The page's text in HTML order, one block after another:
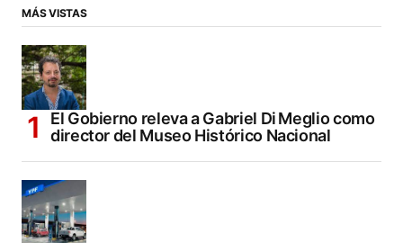
MÁS VISTAS
El Gobierno releva a Gabriel Di Meglio como
director del Museo Histórico Nacional